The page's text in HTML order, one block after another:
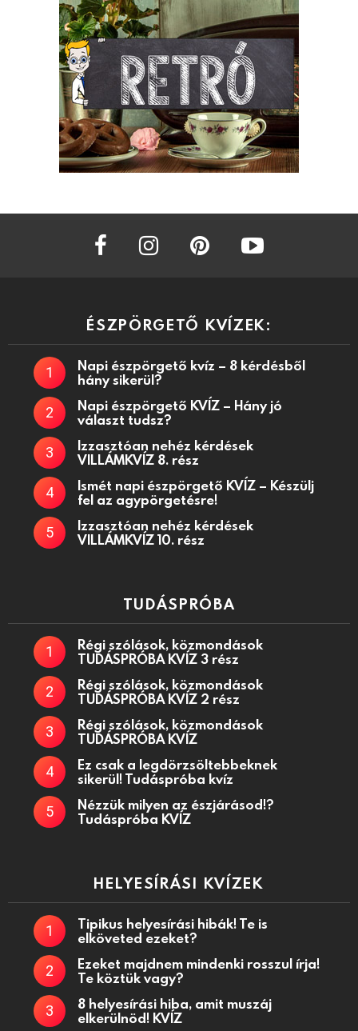
facebook instagram
ÉSZPÖRGETŐ KVÍZEK:
Napi észpörgető kvíz – 8 kérdésből
hány sikerül?
Napi észpörgető KVÍZ – Hány jó
választ tudsz?
Izzasztóan nehéz kérdések
VILLÁMKVÍZ 8. rész
Ismét napi észpörgető KVÍZ – Készülj
fel az agypörgetésre!
Izzasztóan nehéz kérdések
VILLÁMKVÍZ 10. rész
TUDÁSPRÓBA
Régi szólások, közmondások
TUDÁSPRÓBA KVÍZ 3 rész
Régi szólások, közmondások
TUDÁSPRÓBA KVÍZ 2 rész
Régi szólások, közmondások
TUDÁSPRÓBA KVÍZ
Ez csak a legdörzsöltebbeknek
sikerül! Tudáspróba kvíz
Nézzük milyen az észjárásod!?
Tudáspróba KVÍZ
HELYESÍRÁSI KVÍZEK
Tipikus helyesírási hibák! Te is
elköveted ezeket?
Ezeket majdnem mindenki rosszul írja!
Te köztük vagy?
8 helyesírási hiba, amit muszáj
elkerülnöd! KVÍZ